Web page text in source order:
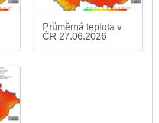
Průměrná teplota v
ČR 27.06.2026